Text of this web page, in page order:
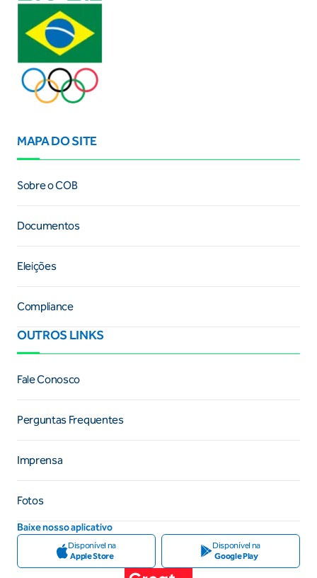
MAPA DO SITE
Sobre o COB
Documentos
Eleições
Compliance
OUTROS LINKS
Fale Conosco
Perguntas Frequentes
Imprensa
Fotos
Baixe nosso aplicativo
Disponível na
Apple Store
Disponível na
Google Play